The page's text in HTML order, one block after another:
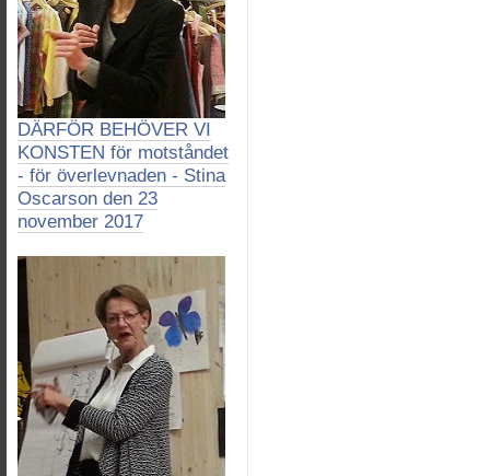
DÄRFÖR BEHÖVER VI
KONSTEN för motståndet
- för överlevnaden - Stina
Oscarson den 23
november 2017